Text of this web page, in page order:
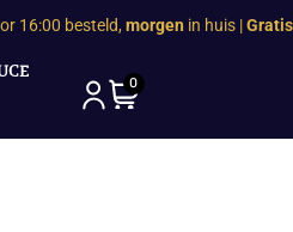
16:00 besteld,morgenin huis |Gratis
0